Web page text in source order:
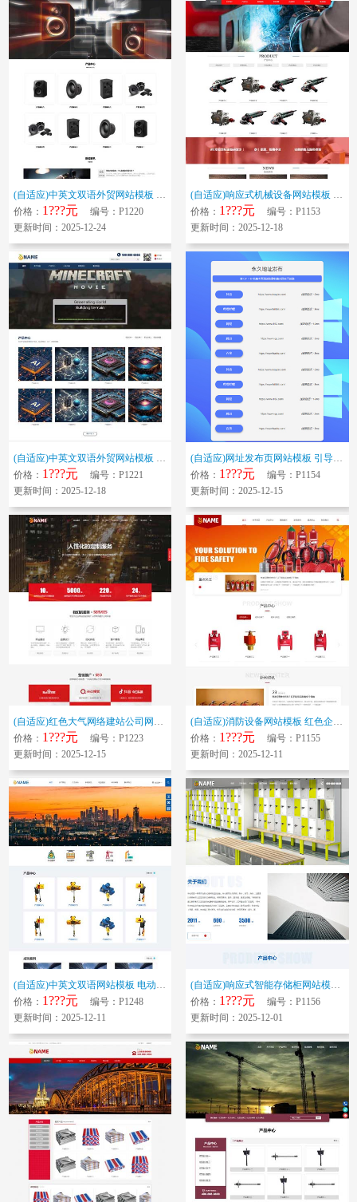
(自适应)中英文双语外贸网站模板 扬声器音响系统网站源码下载
价格： 1???元 编号：P1220
更新时间：2025-12-24
(自适应)响应式机械设备网站模板 工业产品网站源码下载
价格： 1???元 编号：P1153
更新时间：2025-12-18
(自适应)中英文双语外贸网站模板 电子元件科研芯片网站源码下载
价格： 1???元 编号：P1221
更新时间：2025-12-18
(自适应)网址发布页网站模板 引导落地页网站源码下载
价格： 1???元 编号：P1154
更新时间：2025-12-15
(自适应)红色大气网络建站公司网站模板 IT网络工作室网站源码下载
价格： 1???元 编号：P1223
更新时间：2025-12-15
(自适应)消防设备网站模板 红色企业产品网站源码下载
价格： 1???元 编号：P1155
更新时间：2025-12-11
(自适应)中英文双语网站模板 电动葫芦外贸网站源码下载
价格： 1???元 编号：P1248
更新时间：2025-12-11
(自适应)响应式智能存储柜网站模板 储物柜企业产品网站源码下载
价格： 1???元 编号：P1156
更新时间：2025-12-01